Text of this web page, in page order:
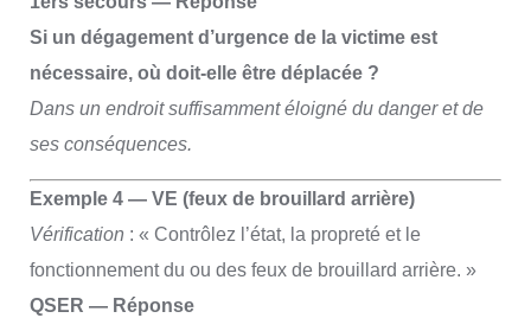
Si un dégagement d’urgence de la victime est
nécessaire, où doit-elle être déplacée ?
Dans un endroit suffisamment éloigné du danger et de
ses conséquences.
Exemple 4 — VE (feux de brouillard arrière)
Vérification : « Contrôlez l’état, la propreté et le
fonctionnement du ou des feux de brouillard arrière. »
QSER — Réponse